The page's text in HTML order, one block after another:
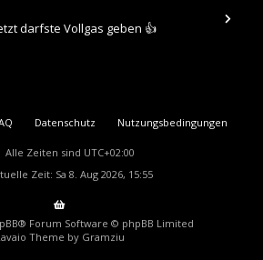
darfste Vollgas geben 👍
Datenschutz Nutzungsbedingungen
Alle Zeiten sind UTC+02:00
Zeit: Sa 8. Aug 2026, 15:55
® Forum Software © phpBB Limited
Theme by Gramziu